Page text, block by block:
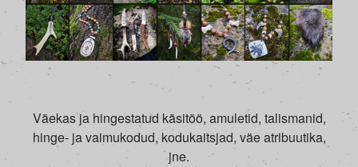
Väekas ja hingestatud käsitöö, amuletid, talismanid,
hinge- ja vaimukodud, kodukaitsjad, väe atribuutika,
jne.